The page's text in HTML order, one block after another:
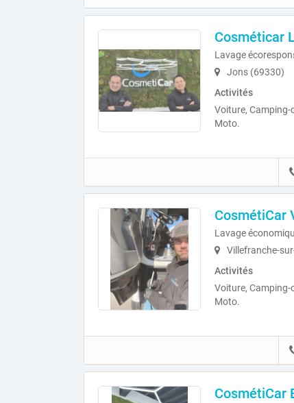
Cosméticar
Lavage
Jons (69330)
Activités
Voiture, Camping-
Moto.
CosmétiCar
Lavage
Villefranche-
Activités
Voiture, Camping-
Moto.
CosmétiCar